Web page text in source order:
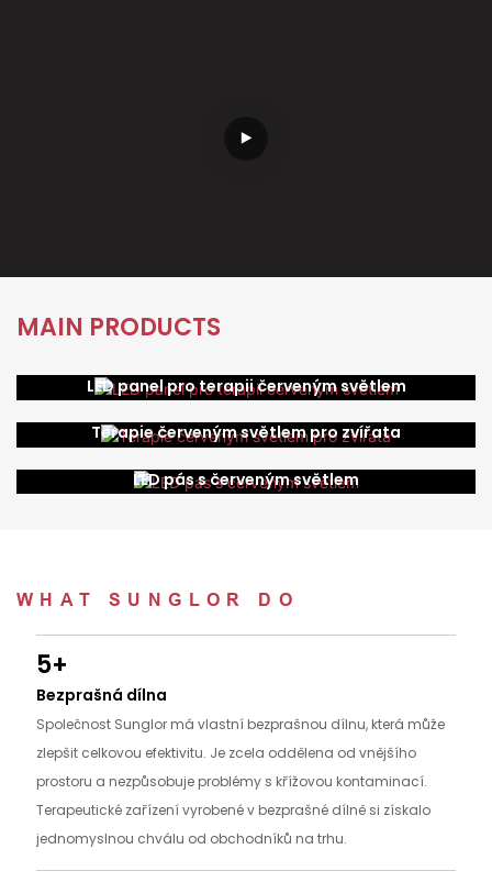
MAIN PRODUCTS
LED panel pro terapii červeným světlem
Terapie červeným světlem pro zvířata
LED pás s červeným světlem
WHAT SUNGLOR DO
5+
Bezprašná dílna
Společnost Sunglor má vlastní bezprašnou dílnu, která může
zlepšit celkovou efektivitu. Je zcela oddělena od vnějšího
prostoru a nezpůsobuje problémy s křížovou kontaminací.
Terapeutické zařízení vyrobené v bezprašné dílně si získalo
jednomyslnou chválu od obchodníků na trhu.